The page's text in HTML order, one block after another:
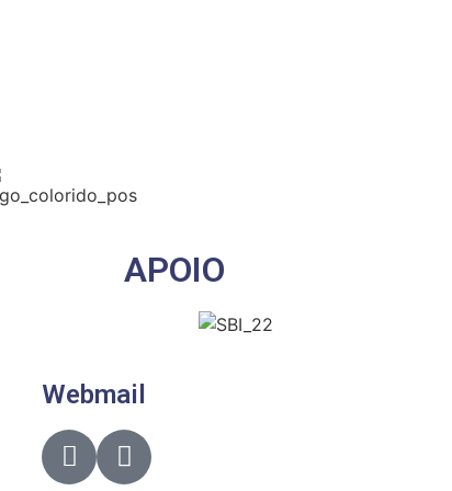
APOIO
Webmail